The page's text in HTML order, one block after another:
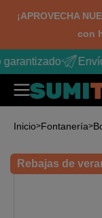
¡APROVECHA
con
Inicio Fontanería
Rebajas de